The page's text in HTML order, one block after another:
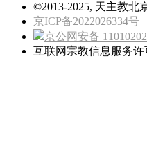
©2013-2025, 天主教北
京ICP备2022026334号
京公网安备
互联网宗教信息服务许